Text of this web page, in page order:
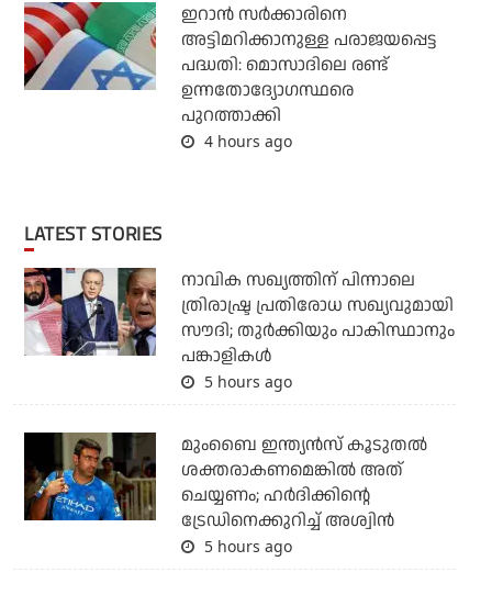
ഇറാന്‍ സര്‍ക്കാരിനെ
അട്ടിമറിക്കാനുള്ള പരാജയപ്പെട്ട
പദ്ധതി: മൊസാദിലെ രണ്ട്
ഉന്നതോദ്യോഗസ്ഥരെ
പുറത്താക്കി
4 hours ago
LATEST STORIES
നാവിക സഖ്യത്തിന് പിന്നാലെ
ത്രിരാഷ്ട്ര പ്രതിരോധ സഖ്യവുമായി
സൗദി; തുര്‍ക്കിയും പാകിസ്ഥാനും
പങ്കാളികള്‍
5 hours ago
മുംബൈ ഇന്ത്യന്‍സ് കൂടുതല്‍
ശക്തരാകണമെങ്കില്‍ അത്
ചെയ്യണം; ഹര്‍ദിക്കിന്റെ
ട്രേഡിനെക്കുറിച്ച് അശ്വിന്‍
5 hours ago